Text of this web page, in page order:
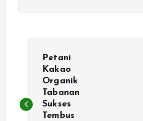
s
Petani
Kakao
Organik
Tabanan
Sukses
Tembus